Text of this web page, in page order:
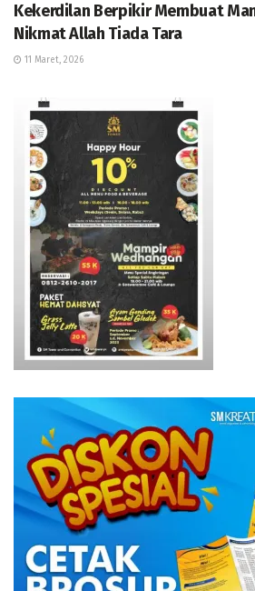
Kekerdilan Berpikir Membuat
Nikmat Allah Tiada Tara
11 Maret, 2026